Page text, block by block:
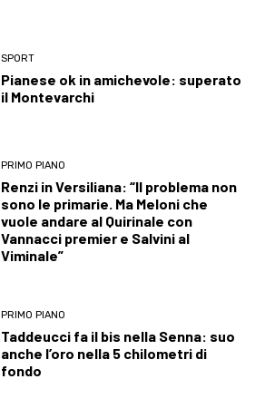
SPORT
Pianese ok in amichevole: superato
il Montevarchi
PRIMO PIANO
Renzi in Versiliana: “Il problema non
sono le primarie. Ma Meloni che
vuole andare al Quirinale con
Vannacci premier e Salvini al
Viminale”
PRIMO PIANO
Taddeucci fa il bis nella Senna: suo
anche l’oro nella 5 chilometri di
fondo